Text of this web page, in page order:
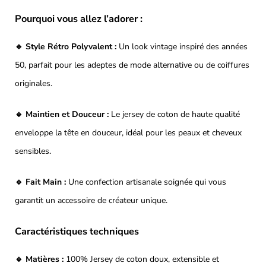
Pourquoi vous allez l’adorer :
🔹 Style Rétro Polyvalent : Un look vintage inspiré des années
50, parfait pour les adeptes de mode alternative ou de coiffures
originales.
🔹 Maintien et Douceur : Le jersey de coton de haute qualité
enveloppe la tête en douceur, idéal pour les peaux et cheveux
sensibles.
🔹 Fait Main : Une confection artisanale soignée qui vous
garantit un accessoire de créateur unique.
Caractéristiques techniques
🔹 Matières : 100% Jersey de coton doux, extensible et